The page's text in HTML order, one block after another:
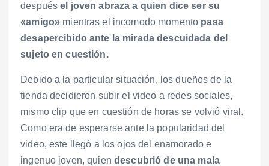
despuésel joven abraza a quien dice ser su
«amigo» mientras el incomodo momento pasa
desapercibido ante la mirada descuidada del
sujeto en cuestión.
Debido a la particular situación, los dueños de la
tienda decidieron subir el video a redes sociales,
mismo clip que en cuestión de horas se volvió viral.
Como era de esperarse ante la popularidad del
video, este llegó a los ojos del enamorado e
ingenuo joven, quiendescubrió de una mala